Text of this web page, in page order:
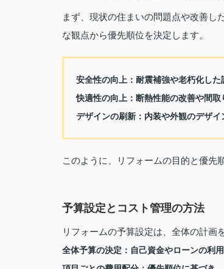
まず、現状の住まいの問題点や改善し
な観点から優先順位を決定します。
安全性の向上： 耐震補強や老朽化した
快適性の向上： 断熱性能の改善や間
デザインの刷新： 内装や外観のデザイ
このように、リフォームの目的と優先
予算設定とコスト管理の方法
リフォームの予算設定は、全体の計画
全体予算の決定： 自己資金やローンの利